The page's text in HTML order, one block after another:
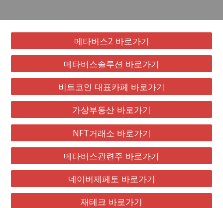
메타버스2 바로가기
메타버스솔루션 바로가기
비트코인 대표카페 바로가기
가상부동산 바로가기
NFT거래소 바로가기
메타버스관련주 바로가기
네이버제페토 바로가기
재테크 바로가기